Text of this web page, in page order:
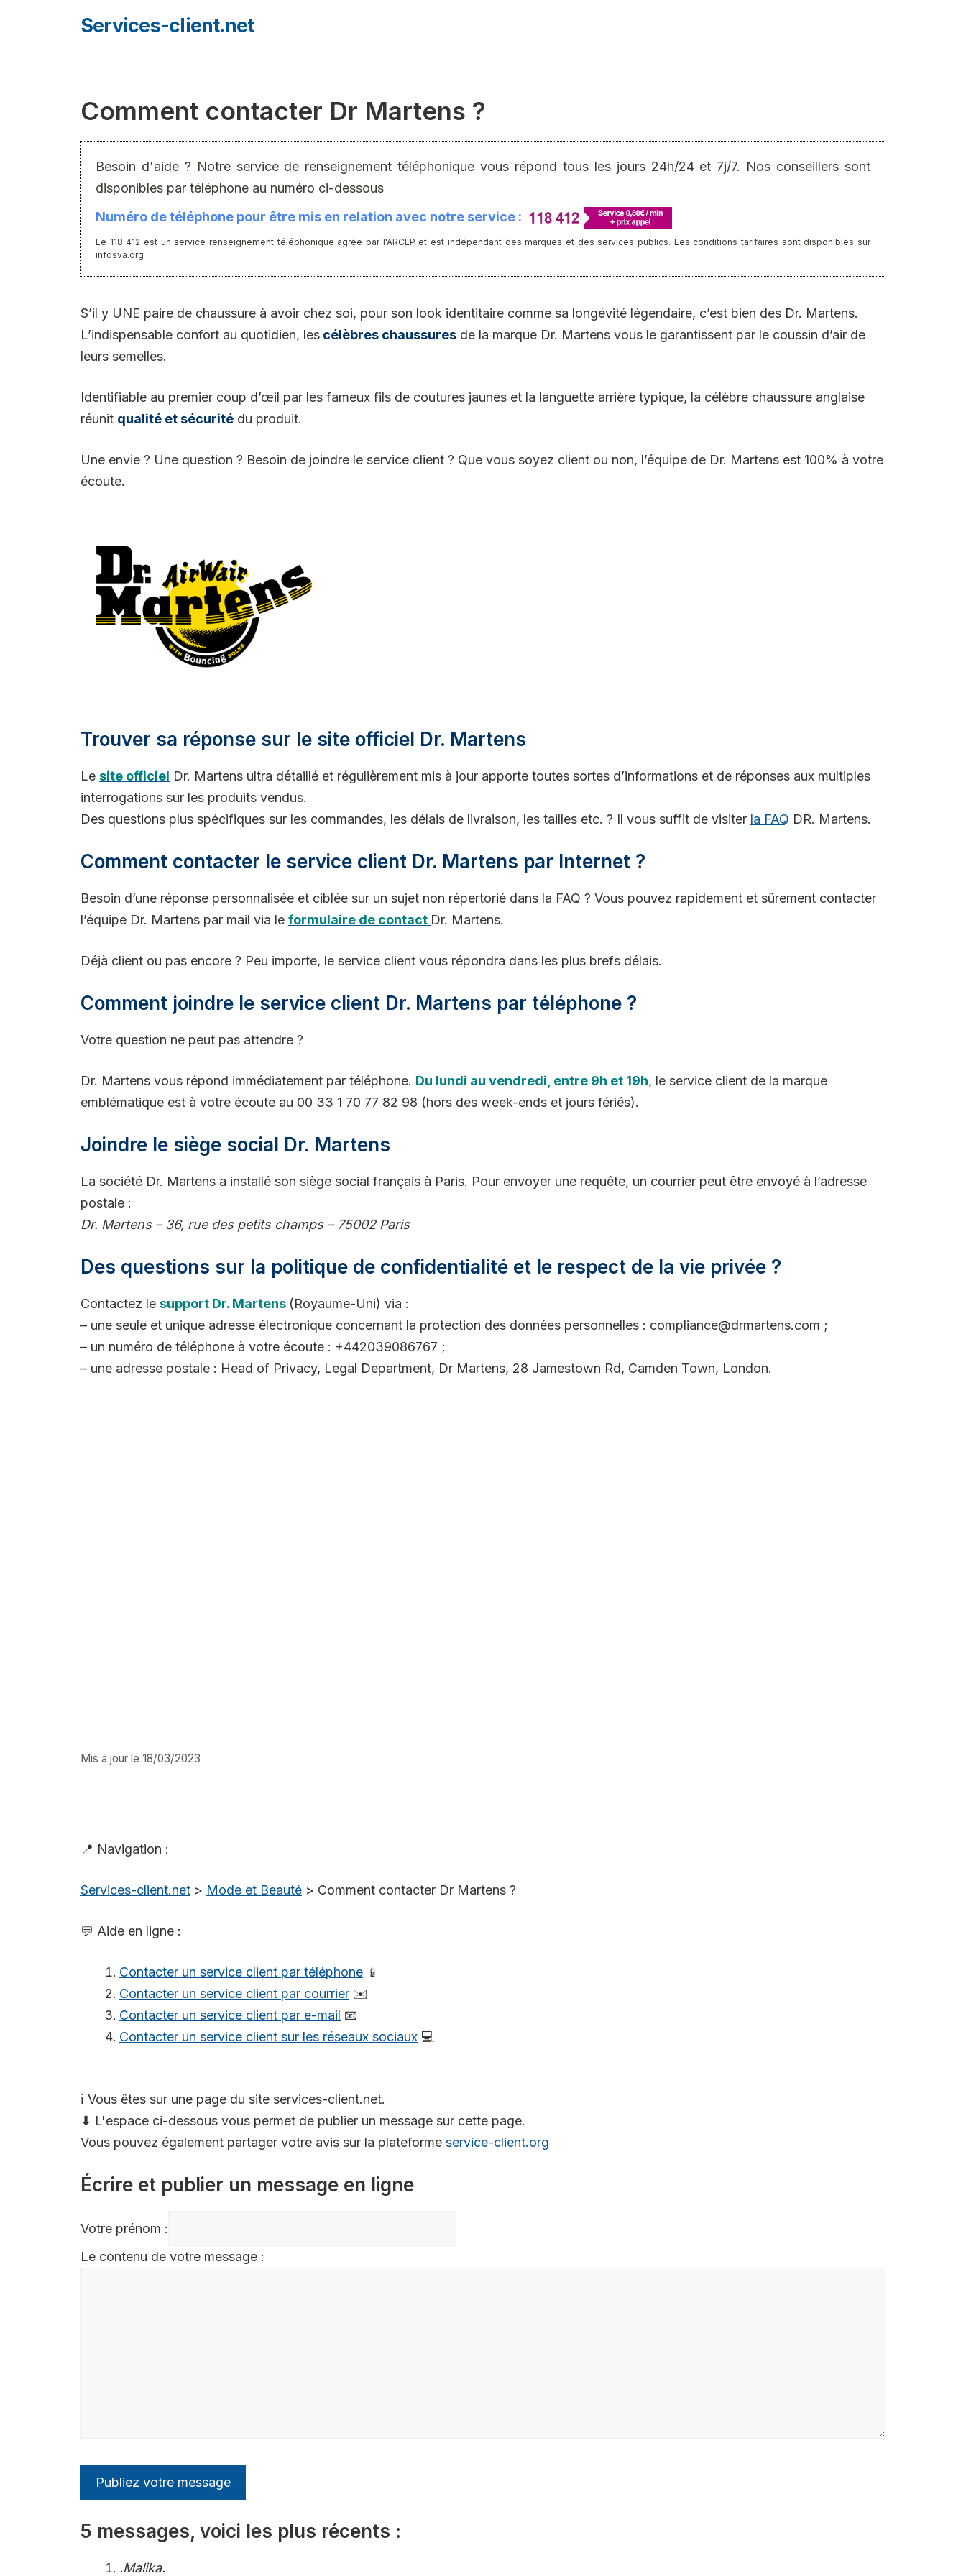
Services-client.net
Comment contacter Dr Martens ?
Besoin d'aide ? Notre service de renseignement téléphonique vous répond tous les jours 24h/24 et 7j/7. Nos conseillers sont
disponibles par téléphone au numéro ci-dessous
Numéro de téléphone pour être mis en relation avec notre service :
Le 118 412 est un service renseignement téléphonique agrée par l'ARCEP et est indépendant des marques et des services publics. Les conditions tarifaires sont disponibles sur
infosva.org
S’il y UNE paire de chaussure à avoir chez soi, pour son look identitaire comme sa longévité légendaire, c’est bien des Dr. Martens.
L’indispensable confort au quotidien, les célèbres chaussures de la marque Dr. Martens vous le garantissent par le coussin d’air de
leurs semelles.
Identifiable au premier coup d’œil par les fameux fils de coutures jaunes et la languette arrière typique, la célèbre chaussure anglaise
réunit qualité et sécurité du produit.
Une envie ? Une question ? Besoin de joindre le service client ? Que vous soyez client ou non, l’équipe de Dr. Martens est 100% à votre
écoute.
Trouver sa réponse sur le site officiel Dr. Martens
Le site officiel Dr. Martens ultra détaillé et régulièrement mis à jour apporte toutes sortes d’informations et de réponses aux multiples
interrogations sur les produits vendus.
Des questions plus spécifiques sur les commandes, les délais de livraison, les tailles etc. ? Il vous suffit de visiter la FAQ DR. Martens.
Comment contacter le service client Dr. Martens par Internet ?
Besoin d’une réponse personnalisée et ciblée sur un sujet non répertorié dans la FAQ ? Vous pouvez rapidement et sûrement contacter
l’équipe Dr. Martens par mail via le formulaire de contact Dr. Martens.
Déjà client ou pas encore ? Peu importe, le service client vous répondra dans les plus brefs délais.
Comment joindre le service client Dr. Martens par téléphone ?
Votre question ne peut pas attendre ?
Dr. Martens vous répond immédiatement par téléphone. Du lundi au vendredi, entre 9h et 19h, le service client de la marque
emblématique est à votre écoute au 00 33 1 70 77 82 98 (hors des week-ends et jours fériés).
Joindre le siège social Dr. Martens
La société Dr. Martens a installé son siège social français à Paris. Pour envoyer une requête, un courrier peut être envoyé à l’adresse
postale :
Dr. Martens – 36, rue des petits champs – 75002 Paris
Des questions sur la politique de confidentialité et le respect de la vie privée ?
Contactez le support Dr. Martens (Royaume-Uni) via :
– une seule et unique adresse électronique concernant la protection des données personnelles : compliance@drmartens.com ;
– un numéro de téléphone à votre écoute : +442039086767 ;
– une adresse postale : Head of Privacy, Legal Department, Dr Martens, 28 Jamestown Rd, Camden Town, London.
Mis à jour le 18/03/2023
📍 Navigation :
Services-client.net > Mode et Beauté > Comment contacter Dr Martens ?
💬 Aide en ligne :
Contacter un service client par téléphone 📱
Contacter un service client par courrier ✉️
Contacter un service client par e-mail 📧
Contacter un service client sur les réseaux sociaux 💻
ℹ️ Vous êtes sur une page du site services-client.net.
⬇ L'espace ci-dessous vous permet de publier un message sur cette page.
Vous pouvez également partager votre avis sur la plateforme service-client.org
Écrire et publier un message en ligne
Votre prénom :
Le contenu de votre message :
5 messages, voici les plus récents :
.Malika.